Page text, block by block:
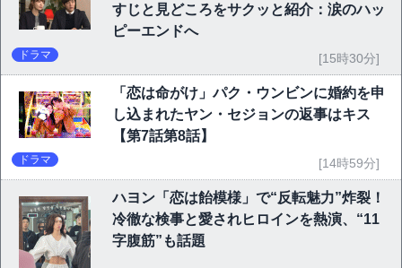
すじと見どころをサクッと紹介：涙のハッ
ピーエンドへ
ドラマ [15時30分]
「恋は命がけ」パク・ウンビンに婚約を申
し込まれたヤン・セジョンの返事はキス
【第7話第8話】
ドラマ [14時59分]
ハヨン「恋は飴模様」で“反転魅力”炸裂！
冷徹な検事と愛されヒロインを熱演、“11
字腹筋”も話題